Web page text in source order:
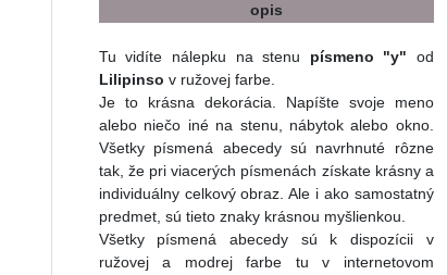
opis
Tu vidíte nálepku na stenu písmeno "y" od
Lilipinso v ružovej farbe.
Je to krásna dekorácia. Napíšte svoje meno
alebo niečo iné na stenu, nábytok alebo okno.
Všetky písmená abecedy sú navrhnuté rôzne
tak, že pri viacerých písmenách získate krásny a
individuálny celkový obraz. Ale i ako samostatný
predmet, sú tieto znaky krásnou myšlienkou.
Všetky písmená abecedy sú k dispozícii v
ružovej a modrej farbe tu v internetovom